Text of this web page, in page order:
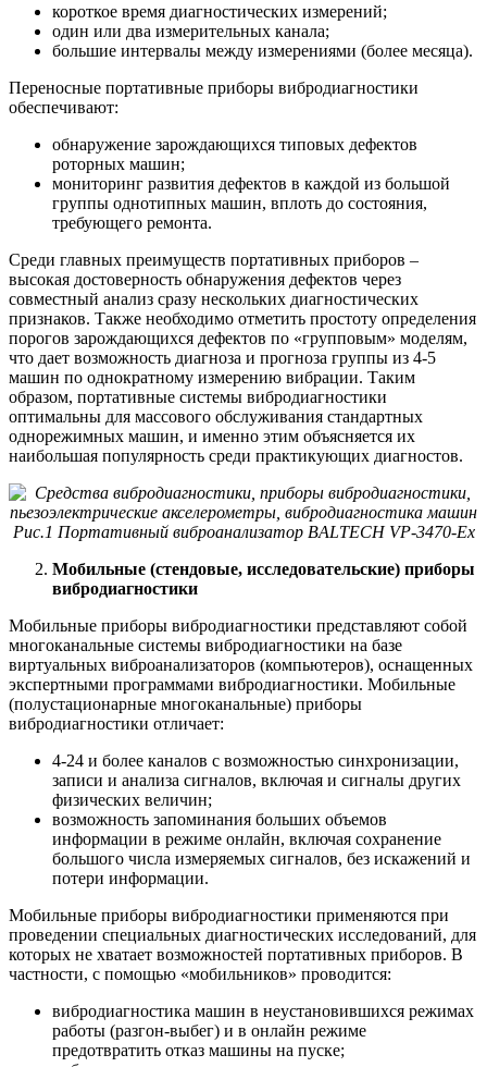
короткое время диагностических измерений;
один или два измерительных канала;
большие интервалы между измерениями (более месяца).
Переносные портативные приборы вибродиагностики
обеспечивают:
обнаружение зарождающихся типовых дефектов
роторных машин;
мониторинг развития дефектов в каждой из большой
группы однотипных машин, вплоть до состояния,
требующего ремонта.
Среди главных преимуществ портативных приборов –
высокая достоверность обнаружения дефектов через
совместный анализ сразу нескольких диагностических
признаков. Также необходимо отметить простоту определения
порогов зарождающихся дефектов по «групповым» моделям,
что дает возможность диагноза и прогноза группы из 4-5
машин по однократному измерению вибрации. Таким
образом, портативные системы вибродиагностики
оптимальны для массового обслуживания стандартных
однорежимных машин, и именно этим объясняется их
наибольшая популярность среди практикующих диагностов.
Рис.1 Портативный виброанализатор BALTECH VP-3470-Ex
Мобильные (стендовые, исследовательские) приборы
вибродиагностики
Мобильные приборы вибродиагностики представляют собой
многоканальные системы вибродиагностики на базе
виртуальных виброанализаторов (компьютеров), оснащенных
экспертными программами вибродиагностики. Мобильные
(полустационарные многоканальные) приборы
вибродиагностики отличает:
4-24 и более каналов с возможностью синхронизации,
записи и анализа сигналов, включая и сигналы других
физических величин;
возможность запоминания больших объемов
информации в режиме онлайн, включая сохранение
большого числа измеряемых сигналов, без искажений и
потери информации.
Мобильные приборы вибродиагностики применяются при
проведении специальных диагностических исследований, для
которых не хватает возможностей портативных приборов. В
частности, с помощью «мобильников» проводится:
вибродиагностика машин в неустановившихся режимах
работы (разгон-выбег) и в онлайн режиме
предотвратить отказ машины на пуске;